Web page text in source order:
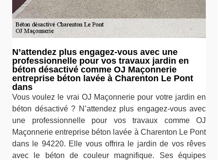
N’attendez plus engagez-vous avec une
professionnelle pour vos travaux jardin en
béton désactivé comme OJ Maçonnerie
entreprise béton lavée à Charenton Le Pont
dans
Vous voulez le vrai OJ Maçonnerie pour votre jardin en
béton désactivé ? N’attendez plus engagez-vous avec
une professionnelle pour vos travaux comme OJ
Maçonnerie entreprise béton lavée à Charenton Le Pont
dans le 94220. Elle vous offrira le jardin de vos rêves
avec le béton de couleur magnifique. Ses équipes